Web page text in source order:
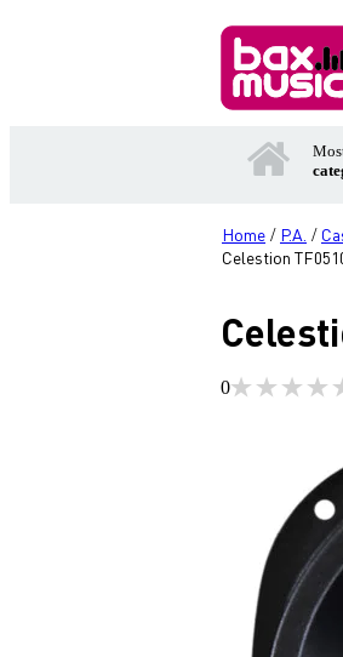
Home / P.A. /
Celestion
0